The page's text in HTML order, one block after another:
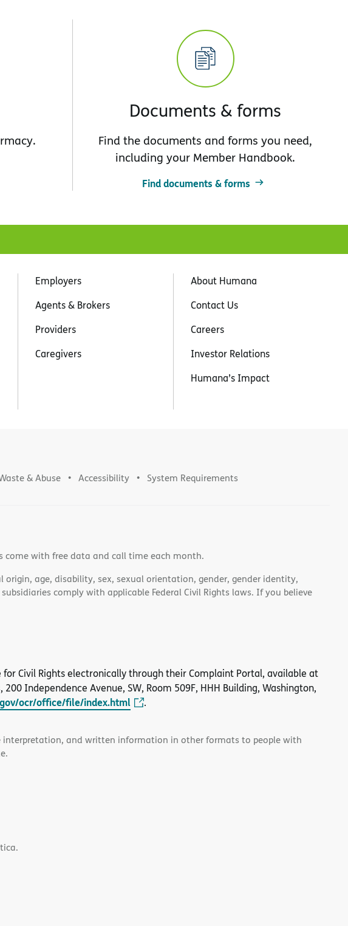
Documents & forms
Find the documents and forms you need,
including your Member Handbook.
Find documents & forms
Employers
Agents & Brokers
Providers
Caregivers
About Humana
Contact Us
Careers
Investor Relations
Humana’s Impact
& Abuse Accessibility System Requirements
come with free data and call time each month.
age, disability, sex, sexual orientation, gender, gender identity,
comply with applicable Federal Civil Rights laws. If you believe
for Civil Rights electronically through their Complaint Portal, available at
, 200 Independence Avenue, SW, Room 509F, HHH Building, Washington,
ocr/office/file/index.html .
interpretation, and written information in other formats to people with